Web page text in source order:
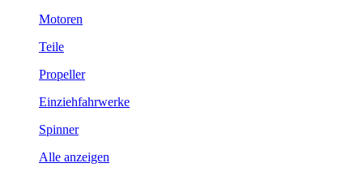
Motoren
Teile
Propeller
Einziehfahrwerke
Spinner
Alle anzeigen